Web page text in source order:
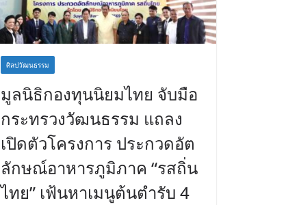
ศิลปวัฒนธรรม
มูลนิธิกองทุนนิยมไทย จับมือ
กระทรวงวัฒนธรรม แถลง
เปิดตัวโครงการ ประกวดอัต
ลักษณ์อาหารภูมิภาค “รสถิ่น
ไทย” เฟ้นหาเมนูต้นตำรับ 4